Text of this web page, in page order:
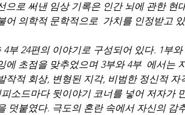
으로 써낸 임상 기록은 인간 뇌에 관한 현
어 의학적 문학적으로  가치를 인정받고
에 초점을 맞추었으며 3부와 4부  에서는
작적 회상, 변형된 지각, 비범한 정신적
소드마다 뒷이야기 코너를 넣어 저자가
덧붙였다. 극도의 혼란 속에서 자신의 감